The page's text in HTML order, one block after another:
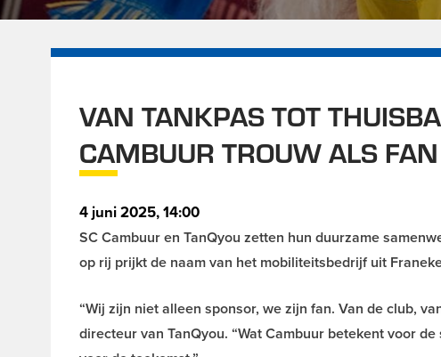
VAN TANKPAS TOT
CAMBUUR TROUW ALS
4 juni 2025, 14:00
SC Cambuur en TanQyou zetten hun duurzame
op rij prijkt de naam van het mobiliteitsbedrijf uit
“Wij zijn niet alleen sponsor, we zijn fan. Van de club,
directeur van TanQyou. “Wat Cambuur betekent voor